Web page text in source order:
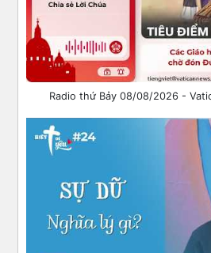
Radio thứ Bảy 08/08/2026 -